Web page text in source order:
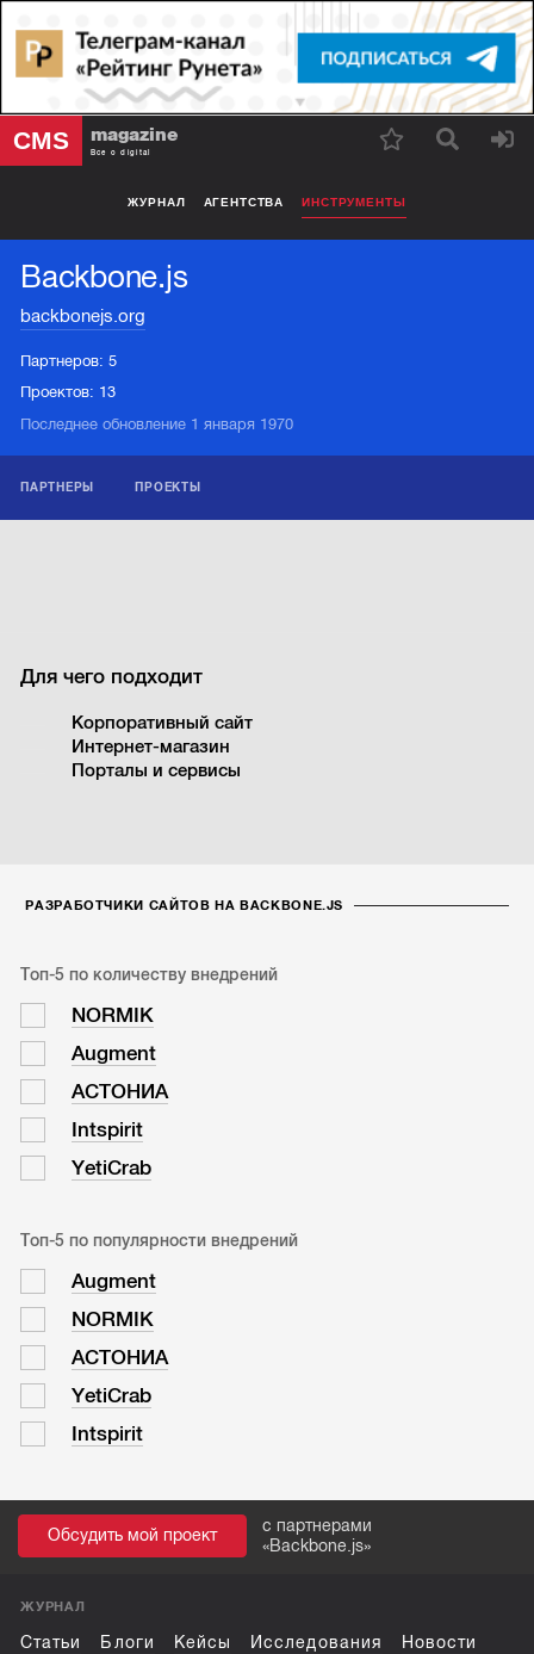
CMS magazine
Все о digital
ЖУРНАЛ АГЕНТСТВА ИНСТРУМЕНТЫ
Backbone.js
backbonejs.org
Партнеров:5
Проектов: 13
Последнее обновление 1 января 1970
ПАРТНЕРЫ ПРОЕКТЫ
Для чего подходит
Корпоративный сайт
Интернет-магазин
Порталы и сервисы
РАЗРАБОТЧИКИ САЙТОВ НА BACKBONE.JS
Топ-5 по количеству внедрений
NORMIK
Augment
АСТОНИА
Intspirit
YetiCrab
Топ-5 по популярности внедрений
Augment
NORMIK
АСТОНИА
YetiCrab
Intspirit
Обсудить мой проект
с партнерами
«Backbone.js»
ЖУРНАЛ
Статьи Блоги Кейсы Исследования Новости